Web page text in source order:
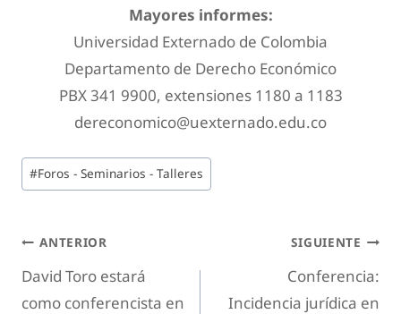
Mayores informes:
Universidad Externado de Colombia
Departamento de Derecho Económico
PBX 341 9900, extensiones 1180 a 1183
dereconomico@uexternado.edu.co
#Foros - Seminarios - Talleres
ANTERIOR
David Toro estará
como conferencista en
SIGUIENTE
Conferencia:
Incidencia jurídica en